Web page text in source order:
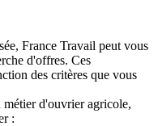
France Travail peut vous
d'offres. Ces
des critères que vous
métier d'ouvrier agricole,
: